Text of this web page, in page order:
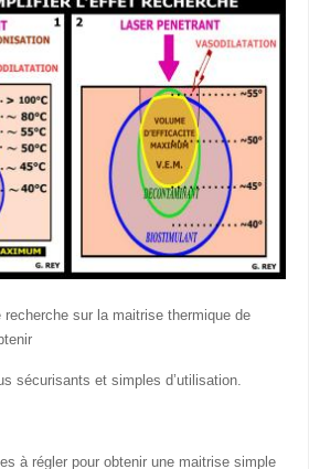
sur la maitrise thermique de
sécurisants et simples d’utilisation.
à régler pour obtenir une maitrise simple